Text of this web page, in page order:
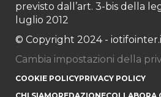
previsto dall’art. 3-bis della
luglio 2012
© Copyright 2024 -
Cambia impostazioni della
COOKIE POLICYPRIVACY POLICY